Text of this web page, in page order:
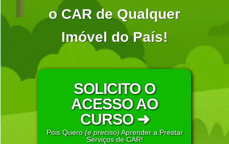
o CAR de Qualquer
Imóvel do País!
SOLICITO O
ACESSO AO
CURSO ➜
Pois Quero(e preciso)Aprender a Prestar
Serviços de CAR!